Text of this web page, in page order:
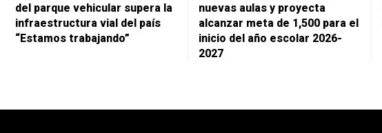
del parque vehicular supera la
infraestructura vial del país
“Estamos trabajando”
nuevas aulas y proyecta
alcanzar meta de 1,500 para el
inicio del año escolar 2026-
2027